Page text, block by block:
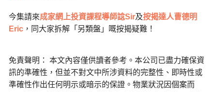
今集請來成家網上投資課程導師諗Sir及按揭達人曹德明
Eric，同大家拆解「另類盤」嘅按揭疑難！
免責聲明： 本文內容僅供讀者參考。本公司已盡力確保資
訊的準確性，但並不對文中所涉資料的完整性、即時性或
準確性作出任何明示或暗示的保證。物業狀況因個案而